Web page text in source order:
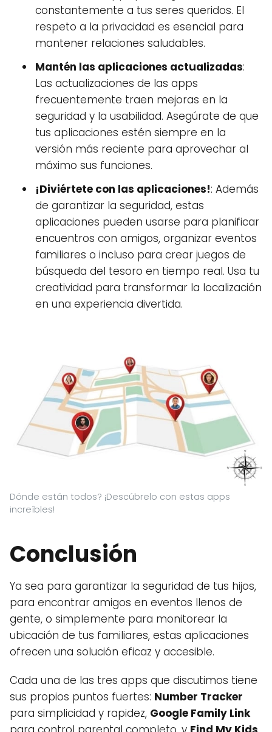
constantemente a tus seres queridos. El
respeto a la privacidad es esencial para
mantener relaciones saludables.
Mantén las aplicaciones actualizadas:
Las actualizaciones de las apps
frecuentemente traen mejoras en la
seguridad y la usabilidad. Asegúrate de que
tus aplicaciones estén siempre en la
versión más reciente para aprovechar al
máximo sus funciones.
¡Diviértete con las aplicaciones!: Además
de garantizar la seguridad, estas
aplicaciones pueden usarse para planificar
encuentros con amigos, organizar eventos
familiares o incluso para crear juegos de
búsqueda del tesoro en tiempo real. Usa tu
creatividad para transformar la localización
en una experiencia divertida.
Dónde están todos? ¡Descúbrelo con estas apps
increíbles!
Conclusión
Ya sea para garantizar la seguridad de tus hijos,
para encontrar amigos en eventos llenos de
gente, o simplemente para monitorear la
ubicación de tus familiares, estas aplicaciones
ofrecen una solución eficaz y accesible.
Cada una de las tres apps que discutimos tiene
sus propios puntos fuertes: Number Tracker
para simplicidad y rapidez, Google Family Link